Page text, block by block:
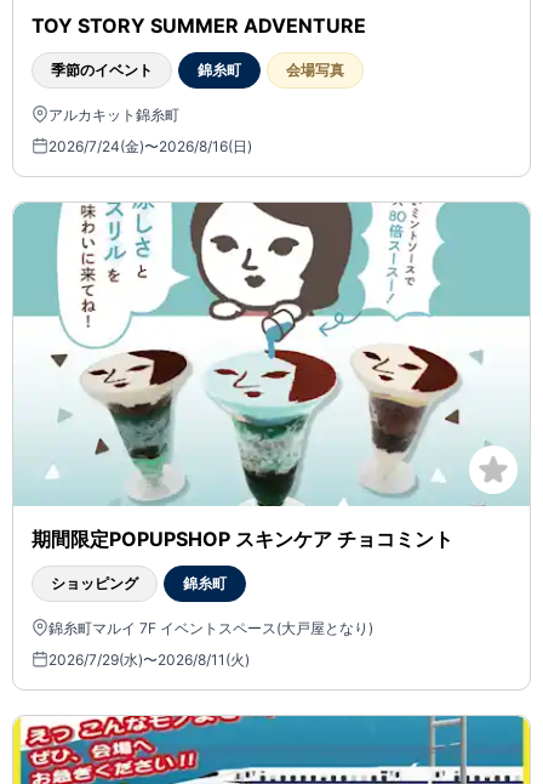
TOY STORY SUMMER ADVENTURE
季節のイベント 錦糸町 会場写真
アルカキット錦糸町
2026/7/24(金)〜2026/8/16(日)
期間限定POPUPSHOP スキンケア チョコミント
ショッピング 錦糸町
錦糸町マルイ 7F イベントスペース(大戸屋となり)
2026/7/29(水)〜2026/8/11(火)